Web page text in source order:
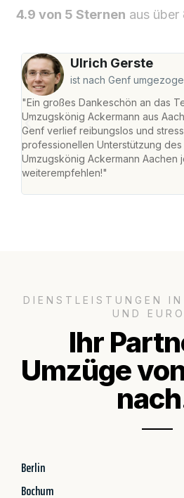
4.9 von 5 Sternen aus über
Ulrich Gerste
ist nach Genf
"Ein großes Dankeschön an das
Umzugskönig Ackermann aus
Genf verlief reibungslos und
professionellen Unterstützung des
Umzugskönig Ackermann Aachen
weiterempfehlen!"
DIENSTLEISTUNGEN
UND
Ihr
Umzüge
Berlin
Bochum